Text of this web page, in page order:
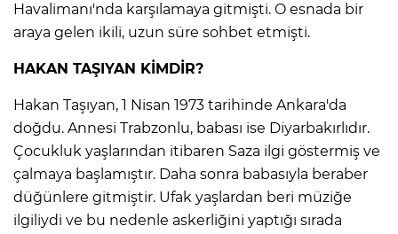
Havalimanı'nda karşılamaya gitmişti. O esnada bir
araya gelen ikili, uzun süre sohbet etmişti.
HAKAN TAŞIYAN KİMDİR?
Hakan Taşıyan, 1 Nisan 1973 tarihinde Ankara'da
doğdu. Annesi Trabzonlu, babası ise Diyarbakırlıdır.
Çocukluk yaşlarından itibaren Saza ilgi göstermiş ve
çalmaya başlamıştır. Daha sonra babasıyla beraber
düğünlere gitmiştir. Ufak yaşlardan beri müziğe
ilgiliydi ve bu nedenle askerliğini yaptığı sırada